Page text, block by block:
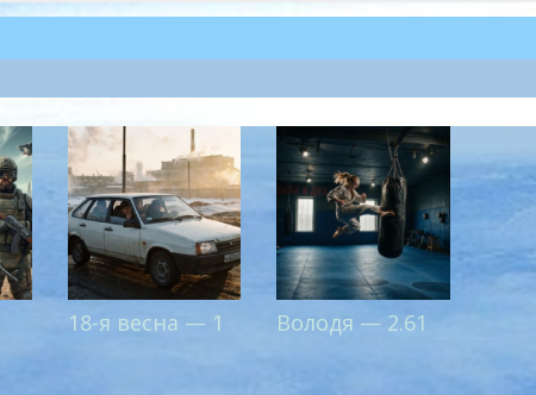
18-я весна — 1 Володя — 2.61